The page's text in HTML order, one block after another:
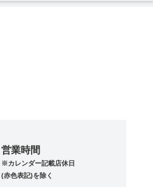
営業時間
※カレンダー記載店休日
(赤色表記)を除く